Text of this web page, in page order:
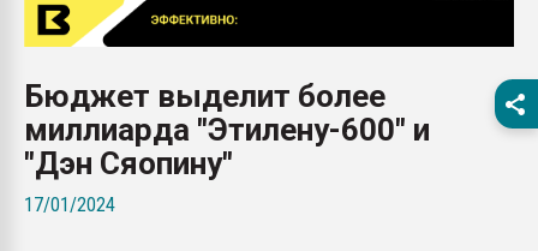
28.07.2026
пластмасс
28.07.2026
Бюджет выделит более
миллиарда "Этилену-600" и
"Дэн Сяопину"
17/01/2024